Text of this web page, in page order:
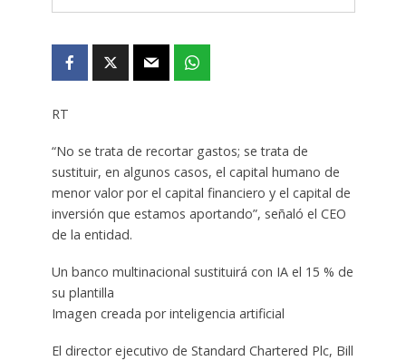
RT
“No se trata de recortar gastos; se trata de
sustituir, en algunos casos, el capital humano de
menor valor por el capital financiero y el capital de
inversión que estamos aportando”, señaló el CEO
de la entidad.
Un banco multinacional sustituirá con IA el 15 % de
su plantilla
Imagen creada por inteligencia artificial
El director ejecutivo de Standard Chartered Plc, Bill